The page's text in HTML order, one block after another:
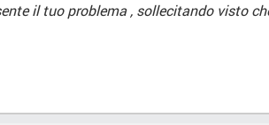
il tuo problema , sollecitando visto